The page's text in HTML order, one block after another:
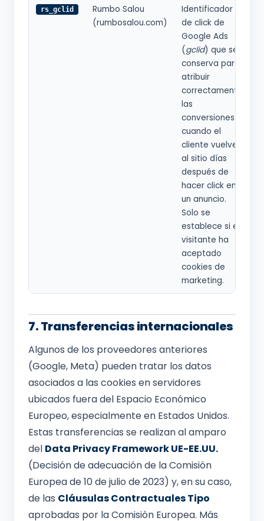
rs_gclid
Rumbo Salou
(rumbosalou.com)
Identificador
de click de
Google Ads
(gclid) que se
conserva para
atribuir
correctamente
las
conversiones
cuando el
cliente vuelve
al sitio días
después de
hacer click en
un anuncio.
Solo se
establece si el
visitante ha
aceptado
cookies de
marketing.
7. Transferencias internacionales
Algunos de los proveedores anteriores
(Google, Meta) pueden tratar los datos
asociados a las cookies en servidores
ubicados fuera del Espacio Económico
Europeo, especialmente en Estados Unidos.
Estas transferencias se realizan al amparo
del Data Privacy Framework UE-EE.UU.
(Decisión de adecuación de la Comisión
Europea de 10 de julio de 2023) y, en su caso,
de las Cláusulas Contractuales Tipo
aprobadas por la Comisión Europea. Más